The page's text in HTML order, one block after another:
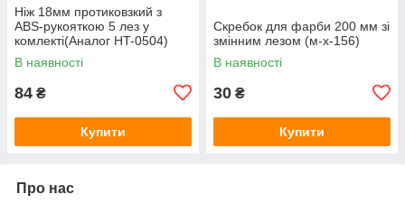
Ніж 18мм протиковзкий з
ABS‑рукояткою 5 лез у
комлекті(Аналог HT-0504)
(124173)
В наявності
84 ₴
Купити
Скребок для фарби 200 мм зі
змінним лезом (м-х-156)
В наявності
30 ₴
Купити
Про нас